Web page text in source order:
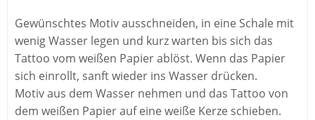
Gewünschtes Motiv ausschneiden, in eine Schale mit
wenig Wasser legen und kurz warten bis sich das
Tattoo vom weißen Papier ablöst. Wenn das Papier
sich einrollt, sanft wieder ins Wasser drücken.
Motiv aus dem Wasser nehmen und das Tattoo von
dem weißen Papier auf eine weiße Kerze schieben.